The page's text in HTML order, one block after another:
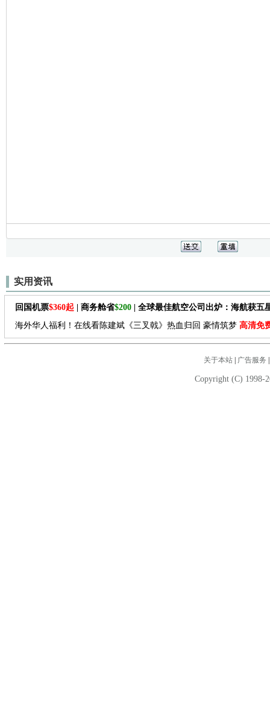
实用资讯
回国机票$360起 | 商务舱省$200 | 全球最佳航空公司出炉：海航获五
海外华人福利！在线看陈建斌《三叉戟》热血归回 豪情筑梦 高清免
关于本站| 广告服务
Copyright (C) 1998-